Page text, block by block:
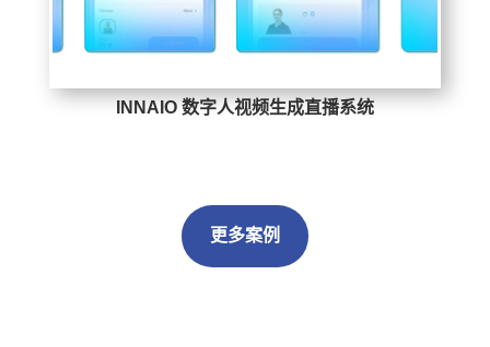
INNAIO 数字人视频生成直播系统
更多案例